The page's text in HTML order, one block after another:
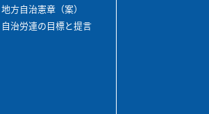
地方自治憲章（案）
自治労連の目標と提言